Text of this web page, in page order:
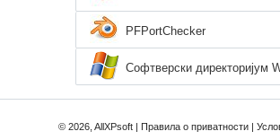
PFPortChecker
Софтверски директоријум
XP
© 2026, AllXPsoft | Правила о приватности|